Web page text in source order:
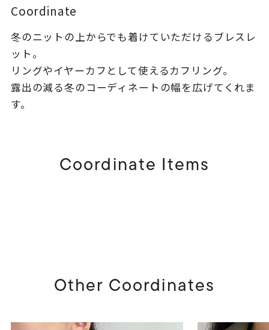
コレクション
メンズ
¥0
Coordinate
冬のニットの上からでも着けていただけるブレスレ
ット。
リングやイヤーカフとして使えるカフリング。
露出の減る冬のコーディネートの幅を広げてくれま
す。
Coordinate Items
Other Coordinates